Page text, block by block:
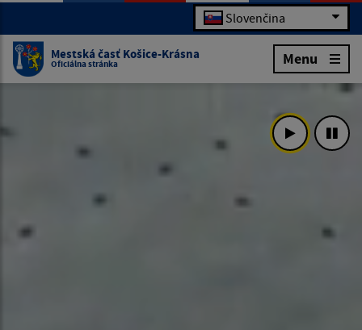
Slovenčina
Mestská časť Košice-Krásna
Oficiálna stránka Menu